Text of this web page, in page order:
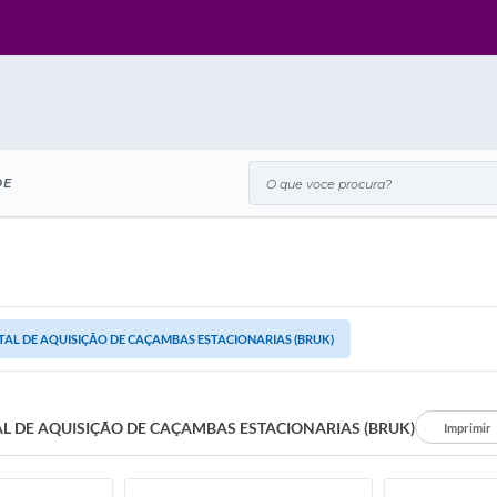
O que voce procura?
DE AQUISIÇÃO DE CAÇAMBAS ESTACIONARIAS (BRUK)
DE AQUISIÇÃO DE CAÇAMBAS ESTACIONARIAS (BRUK) Imprimir